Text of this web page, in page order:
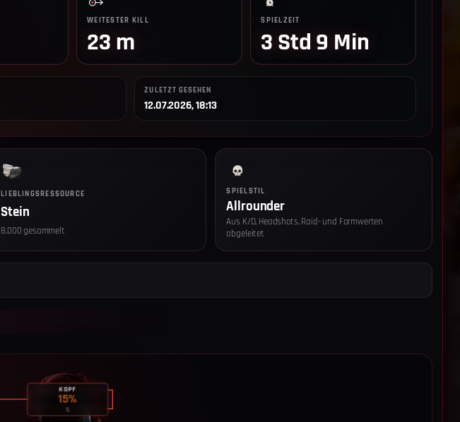
WEITESTER KILL
23 m
SPIELZEIT
3 Std 9 Min
ZULETZT GESEHEN
12.07.2026, 18:13
LIEBLINGSRESSOURCE
Stein
8.000 gesammelt
SPIELSTIL
Allrounder
Aus K/D, Headshots, Raid- und Farmwerten
abgeleitet
KOPF
15%
5
Datenschutz-Einstellungen
Geräteart, aufgerufenen Pfad und Referrer. Die Daten bleiben auf unserem
gelöscht. Rechtsgrundlage: Art. 6 Abs. 1 lit. a DSGVO, § 25 Abs. 1 TTDSG.
widerrufen. Details findest du in der